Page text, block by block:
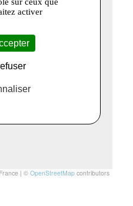
| © OpenStreetMap contributors
activer